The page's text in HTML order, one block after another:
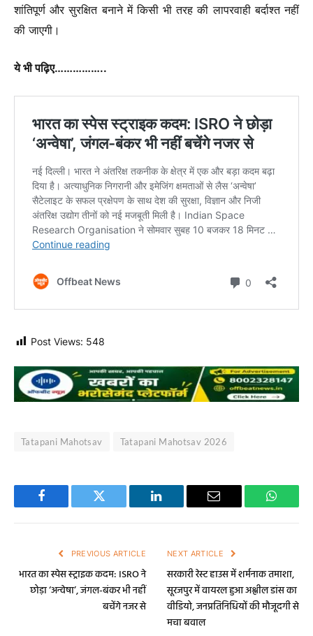
शांतिपूर्ण और सुरक्षित बनाने में किसी भी तरह की लापरवाही बर्दाश्त नहीं
की जाएगी।
ये भी पढ़िए……………..
Post Views: 548
Tatapani Mahotsav Tatapani Mahotsav 2026
Facebook Twitter LinkedIn Email
PREVIOUS ARTICLE
भारत का स्पेस स्ट्राइक कदम: ISRO ने
छोड़ा ‘अन्वेषा’, जंगल-बंकर भी नहीं
बचेंगे नजर से
NEXT ARTICLE
सरकारी रेस्ट हाउस में शर्मनाक तमाशा,
सूरजपुर में वायरल हुआ अश्लील डांस का
वीडियो, जनप्रतिनिधियों की मौजूदगी से
मचा बवाल